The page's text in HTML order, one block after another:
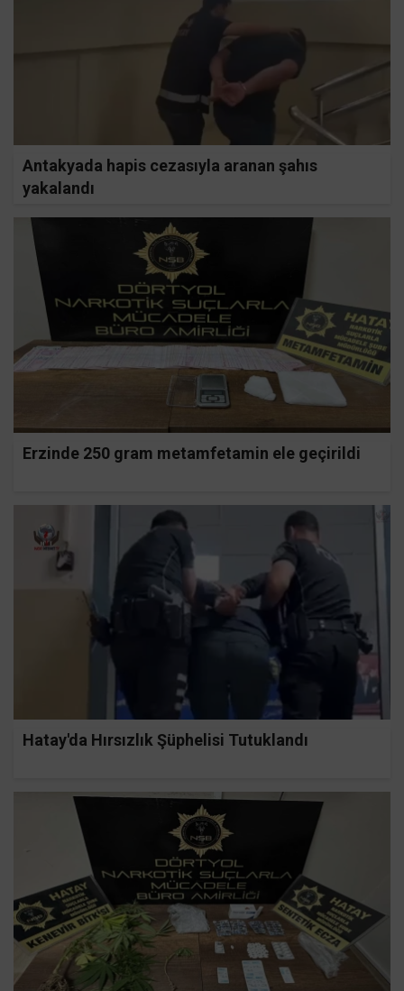
Antakyada hapis cezasıyla aranan şahıs
yakalandı
Erzinde 250 gram metamfetamin ele geçirildi
Hatay'da Hırsızlık Şüphelisi Tutuklandı